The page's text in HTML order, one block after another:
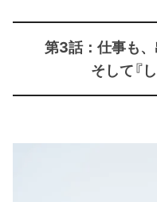
第3話：仕事も、
そして『